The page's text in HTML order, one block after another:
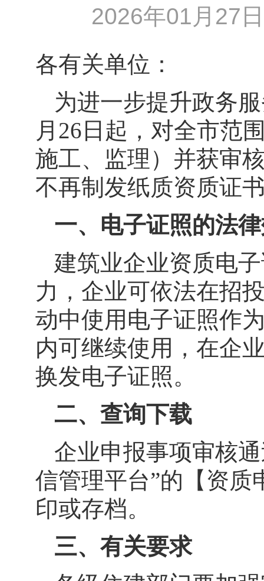
2026年01月27日
各有关单位：
为进一步提升政务
月 26 日起 ， 对全市范
施工、监理） 并获审
不再制发纸质资质证
一、电子证照的法
建筑业企业资质电
力，企业可依法在招
动中使用电子证照作
内可继续使用， 在企
换发电子证照。
二、查询下载
企业申报事项审核
信管理平台”的【资质
印或存档。
三、 有关要求